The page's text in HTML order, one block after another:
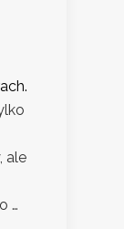
ale
…